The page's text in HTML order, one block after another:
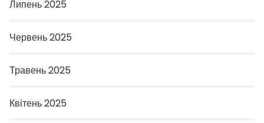
Липень 2025
Червень 2025
Травень 2025
Квітень 2025